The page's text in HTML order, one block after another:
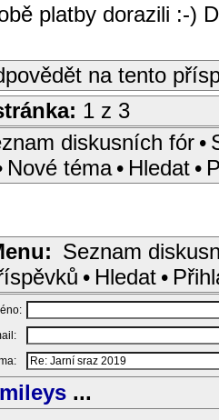
platby dorazili :-)
na tento
1 z 3
diskusních fór •
Nové téma • Hledat •
Seznam
• Hledat •
...